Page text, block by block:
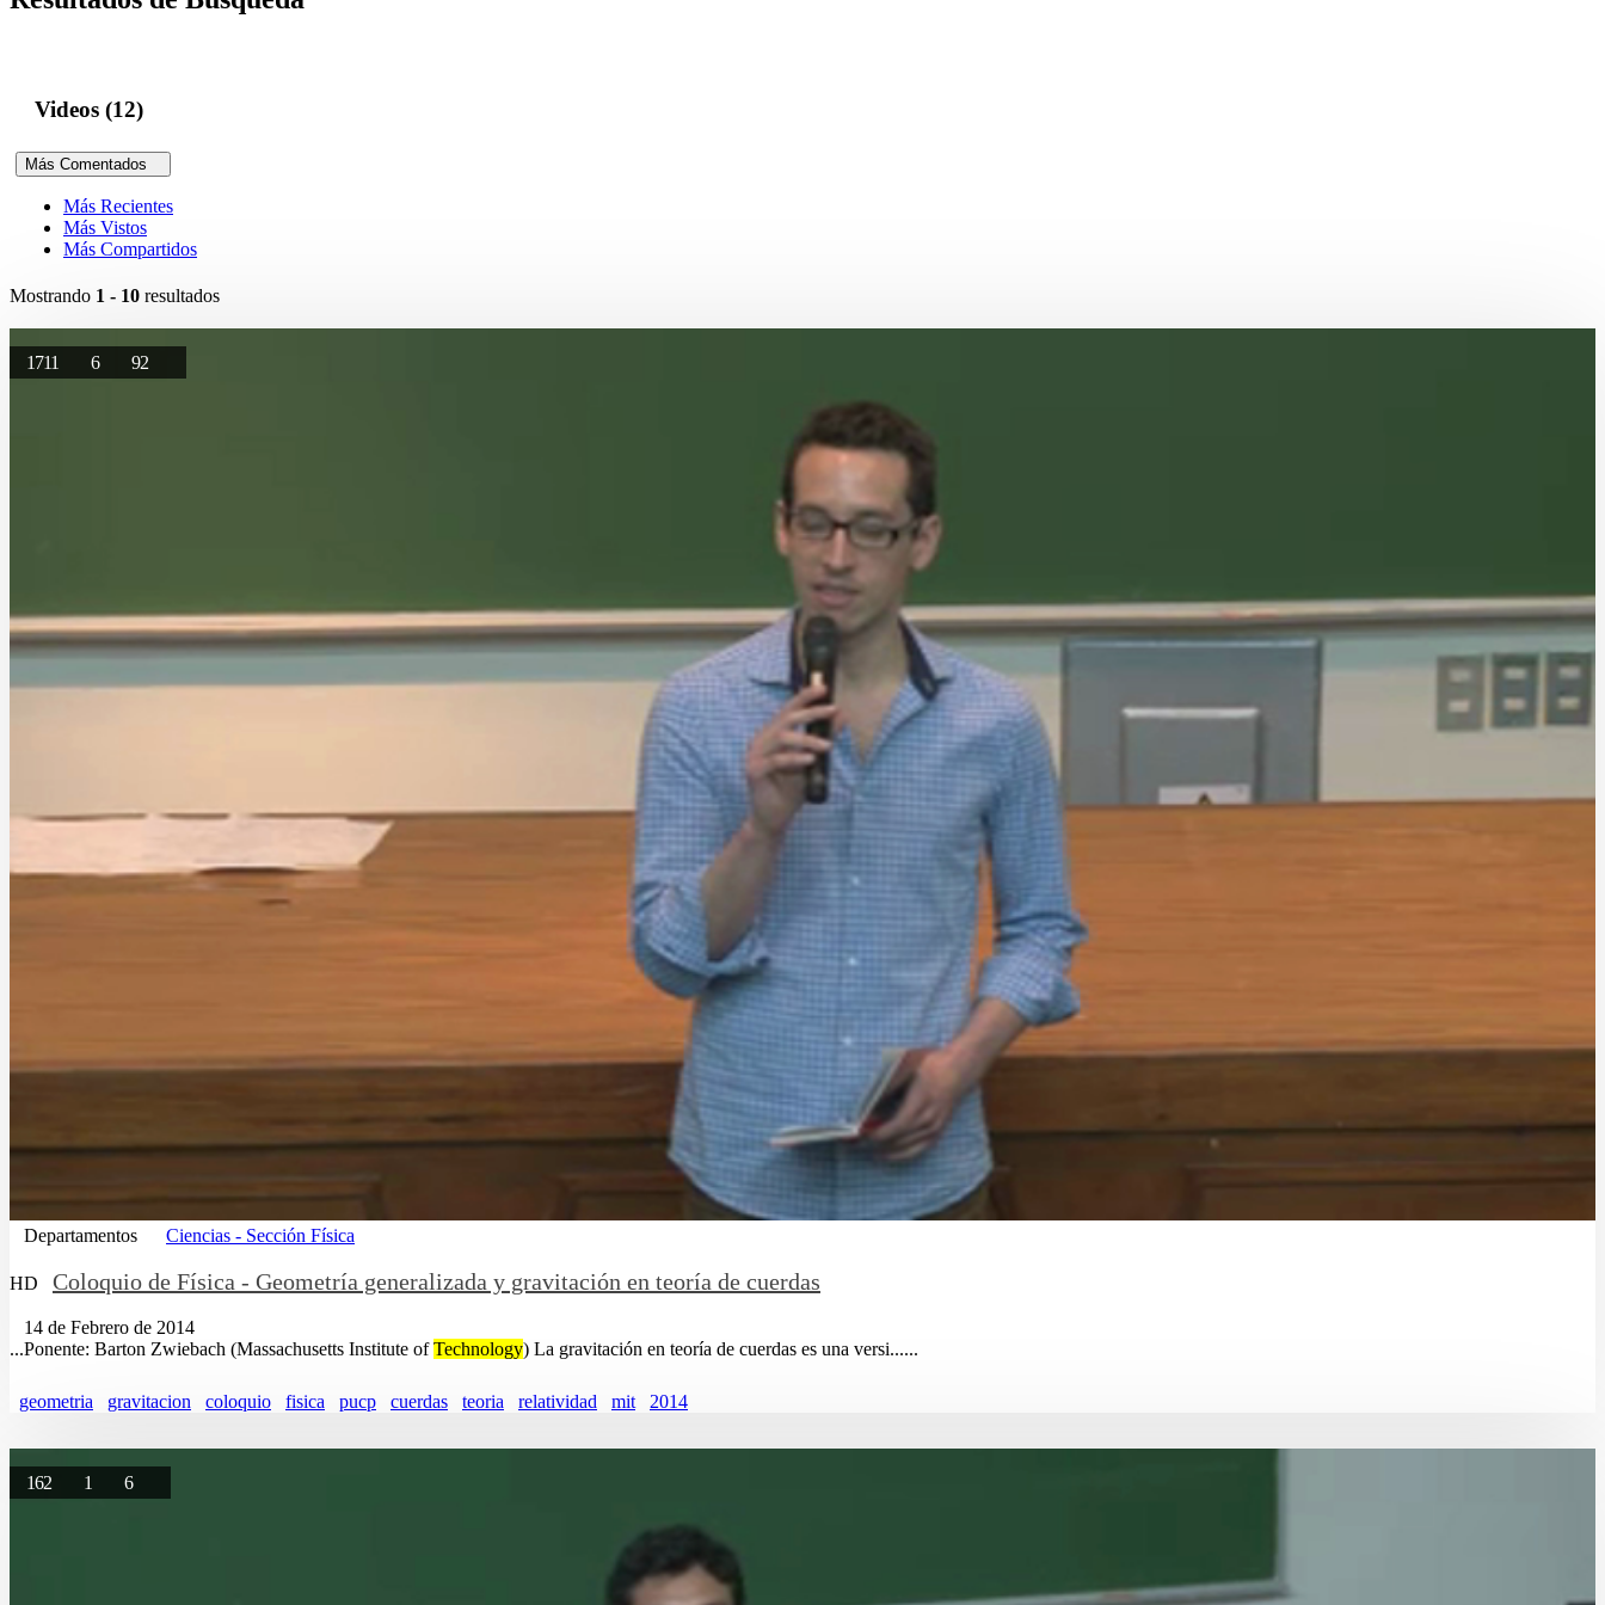
Videos (12)
Más Comentados
Más Recientes
Más Vistos
Más Compartidos
Mostrando 1 - 10 resultados
1711 6 92
Departamentos Ciencias - Sección Física
HD Coloquio de Física - Geometría generalizada y gravitación en teoría de cuerdas
14 de Febrero de 2014
...Ponente: Barton Zwiebach (Massachusetts Institute ofTechnology) La gravitación en teoría de cuerdas es una versi......
geometria gravitacion coloquio fisica pucp cuerdas teoria relatividad mit 2014
162 1 6